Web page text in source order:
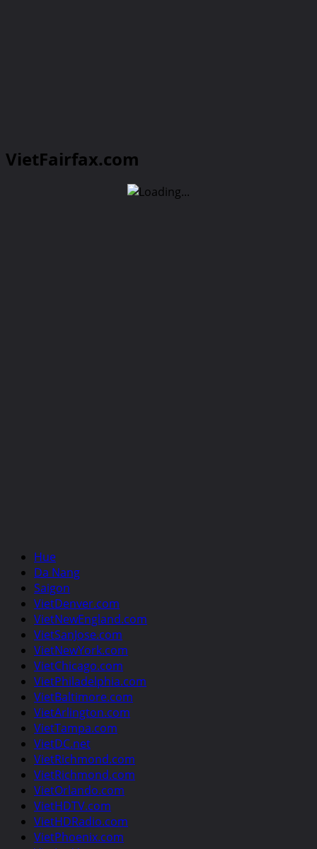
VietFairfax.com
Hue
Da Nang
Saigon
VietDenver.com
VietNewEngland.com
VietSanJose.com
VietNewYork.com
VietChicago.com
VietPhiladelphia.com
VietBaltimore.com
VietArlington.com
VietTampa.com
VietDC.net
VietRichmond.com
VietRichmond.com
VietOrlando.com
VietHDTV.com
VietHDRadio.com
VietPhoenix.com